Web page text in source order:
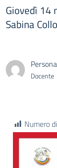
Giovedì 14
Sabina
Docente
Numero